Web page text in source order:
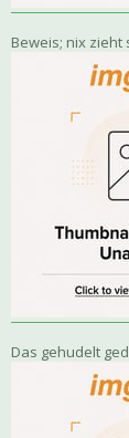
Beweis; nix zieht
Das gehudelt